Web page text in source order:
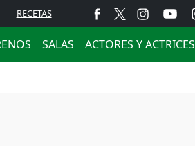
RECETAS
SALAS ACTORES Y ACTRICES